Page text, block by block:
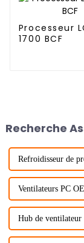
Processeur
1700 BCF
Recherche
Refroidisseur de
Ventilateurs PC
Hub de ventilateur